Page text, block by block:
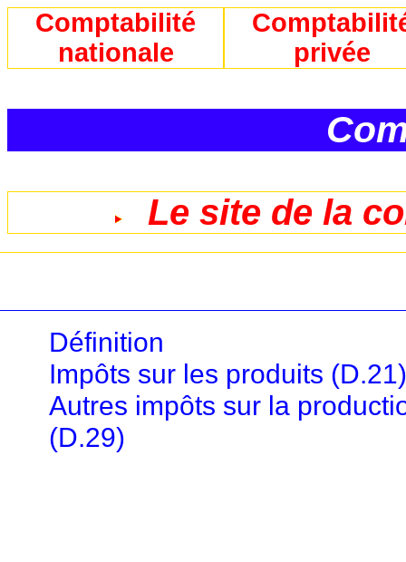
Comptabilité
nationale
privée
Le site de la
Définition
Impôts sur les produits
Autres impôts sur la
(D.29)